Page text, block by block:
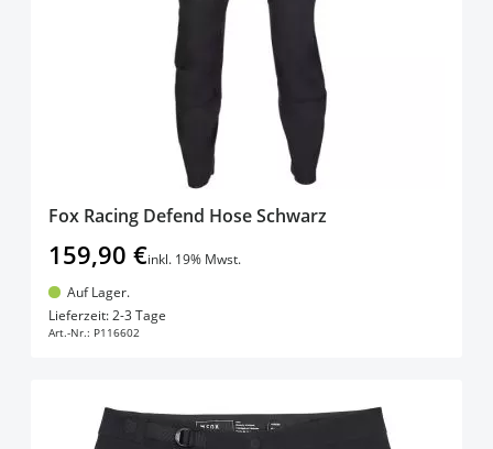
Fox Racing Defend Hose Schwarz
159,90 €inkl. 19% Mwst.
Auf Lager.
Lieferzeit: 2-3 Tage
Art.-Nr.: P116602